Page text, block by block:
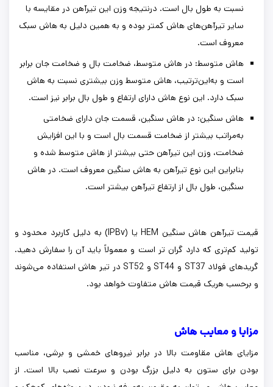
نسبت به طول بال است. درنتیجه وزن این تیرآهن در مقایسه با
سایر تیرآهن‌های هاش کمتر بوده و به همین دلیل به هاش سبک
معروف است.
هاش متوسط: در هاش متوسط، ضخامت بال و ضخامت جان برابر
است و به‌این‌ترتیب، هاش متوسط وزن بیشتری نسبت به هاش
سبک دارد. این نوع هاش دارای ارتفاع و طول بال برابر نیز است.
هاش سنگین: در هاش سنگین، قسمت جان دارای ضخامتی
به‌مراتب بیشتر از ضخامت قسمت بال است و با این افزایش
ضخامت، وزن این تیرآهن حتی بیشتر از هاش متوسط شده و
بنابراین این نوع تیرآهن به هاش سنگین معروف است. در هاش
سنگین، طول بال از ارتفاع تیرآهن بیشتر است.
قیمت تیرآهن هاش‌ سنگین HEM یا (IPBv) به دلیل کاربرد محدود و
تولید کم‌تری که دارد گران تر است و معمولاً باید آن را سفارش دهید.
گریدهای فولاد ST37 و ST44 و ST52 در تیر هاش استفاده می‌شوند
و برحسب هریک قیمت هاش متفاوت خواهد بود.
مزایا و معایب هاش
مزایای هاش مقاومت بالا در برابر نیروهای خمشی و برشی، مناسب
بودن برای ستون به دلیل بزرگ بودن و سرعت نصب بالا است. از